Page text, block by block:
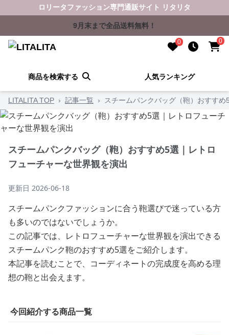
ロリータファッション専門通販サイト リタリタ
9月末まで全品送料無料！
0 0
商品を検索する 人気ランキング
LITALITA TOP › 記事一覧 › スチームパンクバッグ（鞄）おすす
スチームパンクバッグ（鞄）おすすめ5選｜レトロ
フューチャーな世界観を演出
更新日 2026-06-18
スチームパンクファッションに合う鞄選びで迷っている方
も多いのではないでしょうか。
この記事では、レトロフューチャーな世界観を演出できる
スチームパンク鞄のおすすめ5選をご紹介します。
本記事を読むことで、コーディネートの完成度を高める理
想の鞄と出会えます。
今回紹介する商品一覧